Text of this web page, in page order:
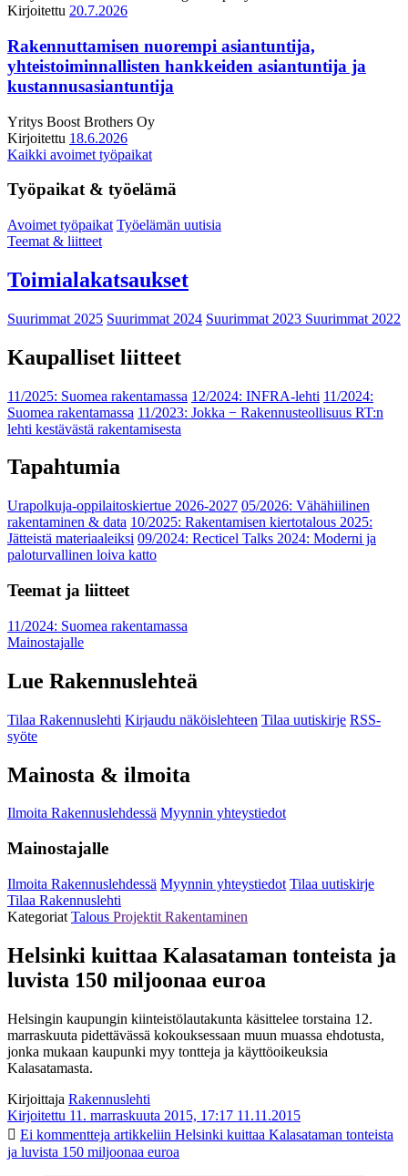
Kirjoitettu 20.7.2026
Rakennuttamisen nuorempi asiantuntija,
yhteistoiminnallisten hankkeiden asiantuntija ja
kustannusasiantuntija
Yritys Boost Brothers Oy
Kirjoitettu 18.6.2026
Kaikki avoimet työpaikat
Työpaikat & työelämä
Avoimet työpaikat Työelämän uutisia
Teemat & liitteet
Toimialakatsaukset
Suurimmat 2025 Suurimmat 2024 Suurimmat 2023 Suurimmat 2022
Kaupalliset liitteet
11/2025: Suomea rakentamassa 12/2024: INFRA-lehti 11/2024:
Suomea rakentamassa 11/2023: Jokka − Rakennusteollisuus RT:n
lehti kestävästä rakentamisesta
Tapahtumia
Urapolkuja-oppilaitoskiertue 2026-2027 05/2026: Vähähiilinen
rakentaminen & data 10/2025: Rakentamisen kiertotalous 2025:
Jätteistä materiaaleiksi 09/2024: Recticel Talks 2024: Moderni ja
paloturvallinen loiva katto
Teemat ja liitteet
11/2024: Suomea rakentamassa
Mainostajalle
Lue Rakennuslehteä
Tilaa Rakennuslehti Kirjaudu näköislehteen Tilaa uutiskirje RSS-
syöte
Mainosta & ilmoita
Ilmoita Rakennuslehdessä Myynnin yhteystiedot
Mainostajalle
Ilmoita Rakennuslehdessä Myynnin yhteystiedot Tilaa uutiskirje
Tilaa Rakennuslehti
Kategoriat Talous Projektit Rakentaminen
Helsinki kuittaa Kalasataman tonteista ja
luvista 150 miljoonaa euroa
Helsingin kaupungin kiinteistölautakunta käsittelee torstaina 12.
marraskuuta pidettävässä kokouksessaan muun muassa ehdotusta,
jonka mukaan kaupunki myy tontteja ja käyttöoikeuksia
Kalasatamasta.
Kirjoittaja Rakennuslehti
Kirjoitettu 11. marraskuuta 2015, 17:17 11.11.2015
Ei kommentteja artikkeliin Helsinki kuittaa Kalasataman tonteista
ja luvista 150 miljoonaa euroa